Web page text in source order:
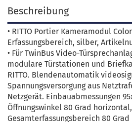
Beschreibung
• RITTO Portier Kameramodul
Erfassungsbereich, silber,
• Für TwinBus Video-
modulare Türstationen und
RITTO. Blendenautomatik
Spannungsversorgung aus
Netzgerät. Einbauabmessungen
Öffnungswinkel 80 Grad
Gesamterfassungsbereich 80